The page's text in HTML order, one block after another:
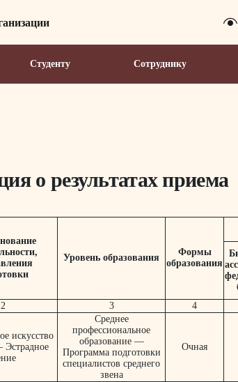
Студенту Сотруднику
о результатах приема
Уровень образования
Формы
образования
2 3 4
искусство
Эстрадное
Среднее
профессиональное
образование —
Программа подготовки
специалистов среднего
звена
Очная